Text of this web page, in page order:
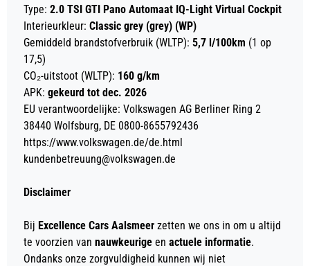
Type: 2.0 TSI GTI Pano Automaat IQ-Light Virtual Cockpit
Interieurkleur: Classic grey (grey) (WP)
Gemiddeld brandstofverbruik (WLTP): 5,7 l/100km (1 op
17,5)
CO₂-uitstoot (WLTP): 160 g/km
APK: gekeurd tot dec. 2026
EU verantwoordelijke: Volkswagen AG Berliner Ring 2
38440 Wolfsburg, DE 0800-8655792436
https://www.volkswagen.de/de.html
kundenbetreuung@volkswagen.de
Disclaimer
Bij Excellence Cars Aalsmeer zetten we ons in om u altijd
te voorzien van nauwkeurige en actuele informatie.
Ondanks onze zorgvuldigheid kunnen wij niet